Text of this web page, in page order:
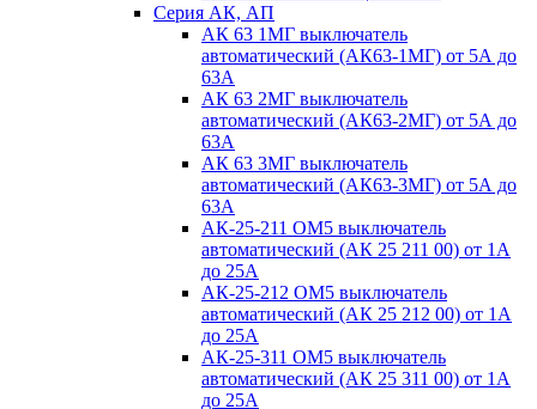
Серия АК, АП
АК 63 1МГ выключатель
автоматический (АК63-1МГ) от 5А до
63А
АК 63 2МГ выключатель
автоматический (АК63-2МГ) от 5А до
63А
АК 63 3МГ выключатель
автоматический (АК63-3МГ) от 5А до
63А
АК-25-211 ОМ5 выключатель
автоматический (АК 25 211 00) от 1А
до 25А
АК-25-212 ОМ5 выключатель
автоматический (АК 25 212 00) от 1А
до 25А
АК-25-311 ОМ5 выключатель
автоматический (АК 25 311 00) от 1А
до 25А